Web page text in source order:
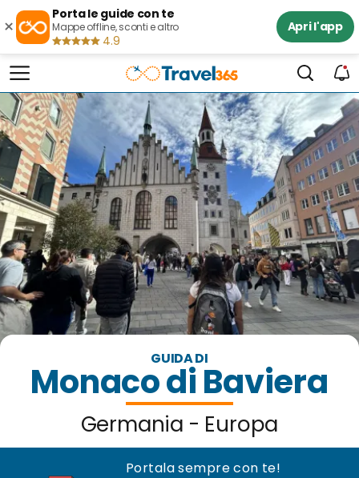
×
Porta le guide con te
Mappe offline, sconti e altro
4.9
Apri l'app
GUIDA DI
Monaco di Baviera
Germania - Europa
Portala sempre con te!